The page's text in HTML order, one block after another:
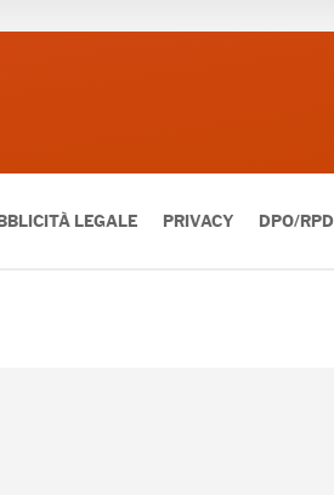
LEGALE PRIVACY DPO/RPD